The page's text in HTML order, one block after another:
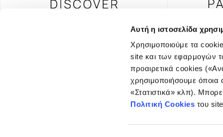
Αυτή η ιστοσελίδα
Χρησιμοποιούμε τα
site και των εφαρμογών
προαιρετικά cookies
χρησιμοποιήσουμε όποια
«Στατιστικά» κλπ).
Πολιτική Cookies του